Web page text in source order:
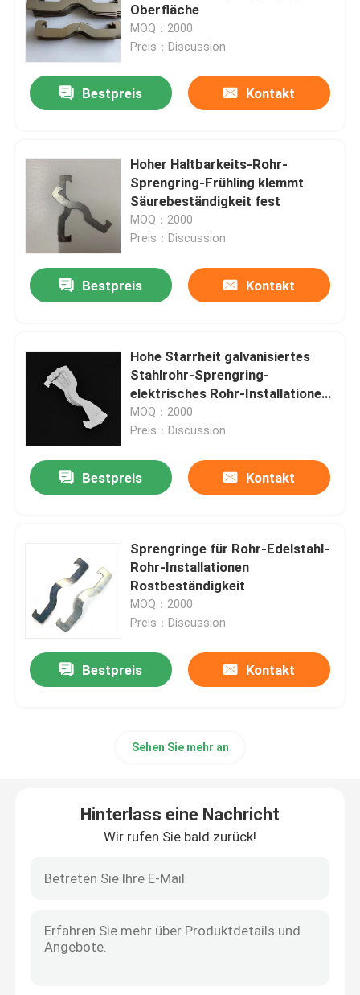
Startseite
Produkte
Oberfläche
MOQ：2000
Preis：Discussion
Bestpreis Kontakt
Hoher Haltbarkeits-Rohr-
Sprengring-Frühling klemmt
Säurebeständigkeit fest
MOQ：2000
Preis：Discussion
Bestpreis Kontakt
Hohe Starrheit galvanisiertes
Stahlrohr-Sprengring-
elektrisches Rohr-Installationen
Soem
MOQ：2000
Preis：Discussion
Bestpreis Kontakt
Sprengringe für Rohr-Edelstahl-
Rohr-Installationen
Rostbeständigkeit
MOQ：2000
Preis：Discussion
Bestpreis Kontakt
Sehen Sie mehr an
Hinterlass eine Nachricht
Wir rufen Sie bald zurück!